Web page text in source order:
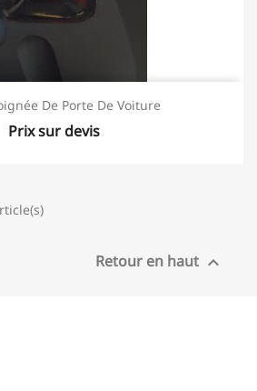
De Porte De Voiture
Prix sur devis
Retour en haut 